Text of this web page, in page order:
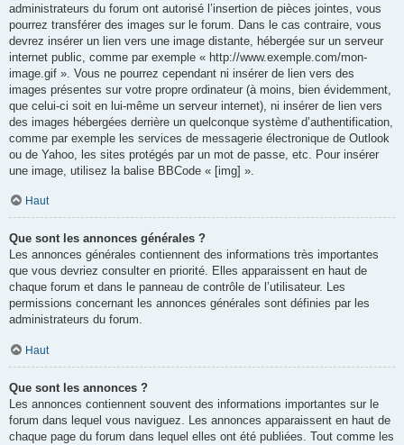
administrateurs du forum ont autorisé l’insertion de pièces jointes, vous
pourrez transférer des images sur le forum. Dans le cas contraire, vous
devrez insérer un lien vers une image distante, hébergée sur un serveur
internet public, comme par exemple « http://www.exemple.com/mon-
image.gif ». Vous ne pourrez cependant ni insérer de lien vers des
images présentes sur votre propre ordinateur (à moins, bien évidemment,
que celui-ci soit en lui-même un serveur internet), ni insérer de lien vers
des images hébergées derrière un quelconque système d’authentification,
comme par exemple les services de messagerie électronique de Outlook
ou de Yahoo, les sites protégés par un mot de passe, etc. Pour insérer
une image, utilisez la balise BBCode « [img] ».
Haut
Que sont les annonces générales ?
Les annonces générales contiennent des informations très importantes
que vous devriez consulter en priorité. Elles apparaissent en haut de
chaque forum et dans le panneau de contrôle de l’utilisateur. Les
permissions concernant les annonces générales sont définies par les
administrateurs du forum.
Haut
Que sont les annonces ?
Les annonces contiennent souvent des informations importantes sur le
forum dans lequel vous naviguez. Les annonces apparaissent en haut de
chaque page du forum dans lequel elles ont été publiées. Tout comme les